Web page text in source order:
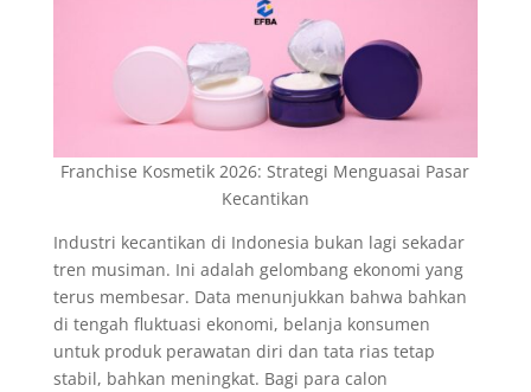
Franchise Kosmetik 2026: Strategi Menguasai Pasar
Kecantikan
Industri kecantikan di Indonesia bukan lagi sekadar
tren musiman. Ini adalah gelombang ekonomi yang
terus membesar. Data menunjukkan bahwa bahkan
di tengah fluktuasi ekonomi, belanja konsumen
untuk produk perawatan diri dan tata rias tetap
stabil, bahkan meningkat. Bagi para calon